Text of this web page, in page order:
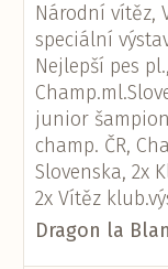
Národní vítěz,
speciální
Nejlepší pes pl.,
junior
champ. ČR,
Slovenska, 2x
2x Vítěz
Dragon la